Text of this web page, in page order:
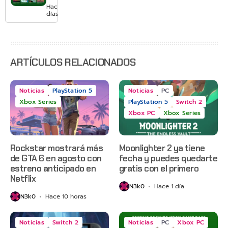
agosto
con
Gears of
2 y más
Hace 3
días
ARTÍCULOS RELACIONADOS
Noticias
PlayStation 5
Xbox Series
Rockstar mostrará más
de GTA 6 en agosto con
estreno anticipado en
Netflix
N3k0 Hace 10 horas
Noticias
PC
PlayStation 5
Switch 2
Xbox PC
Xbox Series
Moonlighter 2 ya tiene
fecha y puedes quedarte
gratis con el primero
N3k0 Hace 1 día
Noticias Switch 2 Noticias PC Xbox PC